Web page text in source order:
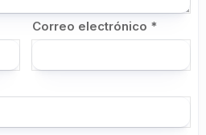
Correo electrónico *